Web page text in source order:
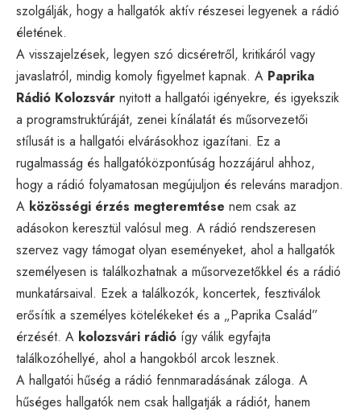
szolgálják, hogy a hallgatók aktív részesei legyenek a rádió
életének.
A visszajelzések, legyen szó dicséretről, kritikáról vagy
javaslatról, mindig komoly figyelmet kapnak. A Paprika
Rádió Kolozsvár nyitott a hallgatói igényekre, és igyekszik
a programstruktúráját, zenei kínálatát és műsorvezetői
stílusát is a hallgatói elvárásokhoz igazítani. Ez a
rugalmasság és hallgatóközpontúság hozzájárul ahhoz,
hogy a rádió folyamatosan megújuljon és releváns maradjon.
A közösségi érzés megteremtése nem csak az
adásokon keresztül valósul meg. A rádió rendszeresen
szervez vagy támogat olyan eseményeket, ahol a hallgatók
személyesen is találkozhatnak a műsorvezetőkkel és a rádió
munkatársaival. Ezek a találkozók, koncertek, fesztiválok
erősítik a személyes kötelékeket és a „Paprika Család”
érzését. A kolozsvári rádió így válik egyfajta
találkozóhellyé, ahol a hangokból arcok lesznek.
A hallgatói hűség a rádió fennmaradásának záloga. A
hűséges hallgatók nem csak hallgatják a rádiót, hanem